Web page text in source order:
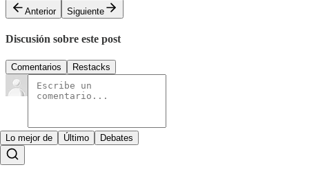
Anterior
Siguiente
Discusión sobre este post
Comentarios Restacks
Lo mejor de Último Debates